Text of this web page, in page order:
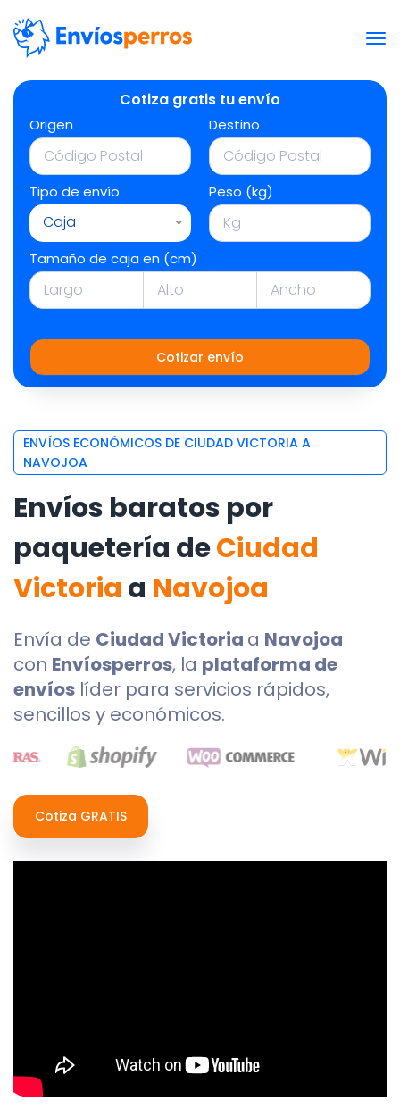
Cotiza gratis tu envío
Origen Destino
Tipo de envío
Caja
Peso (kg)
Tamaño de caja en (cm)
Cotizar envío
ENVÍOS ECONÓMICOS DE CIUDAD VICTORIA A
NAVOJOA
Envíos baratos por
paquetería deCiudad
Victoria a Navojoa
Envía de Ciudad Victoria a Navojoa
con Envíosperros, la plataforma de
envíos líder para servicios rápidos,
sencillos y económicos.
Cotiza GRATIS